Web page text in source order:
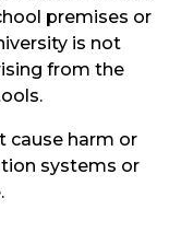
premises or
is not
from the
cause harm or
systems or